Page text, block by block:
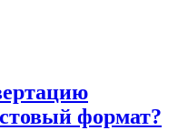
формат?